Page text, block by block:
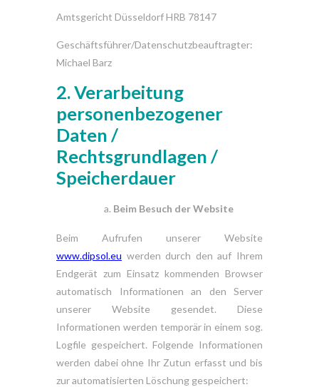
Amtsgericht Düsseldorf HRB 78147
Geschäftsführer/Datenschutzbeauftragter:
Michael Barz
2. Verarbeitung
personenbezogener
Daten /
Rechtsgrundlagen /
Speicherdauer
Beim Besuch derWebsite
Beim Aufrufen unserer Website
www.dipsol.eu werden durch den auf Ihrem
Endgerät zum Einsatz kommenden Browser
automatisch Informationen an den Server
unserer Website gesendet. Diese
Informationen werden temporär in einem sog.
Logfile gespeichert. Folgende Informationen
werden dabei ohne Ihr Zutun erfasst und bis
zur automatisierten Löschung gespeichert: